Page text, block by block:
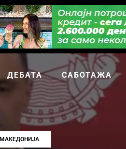
ДЕБАТА САБОТАЖА
МАКЕДОНИЈА